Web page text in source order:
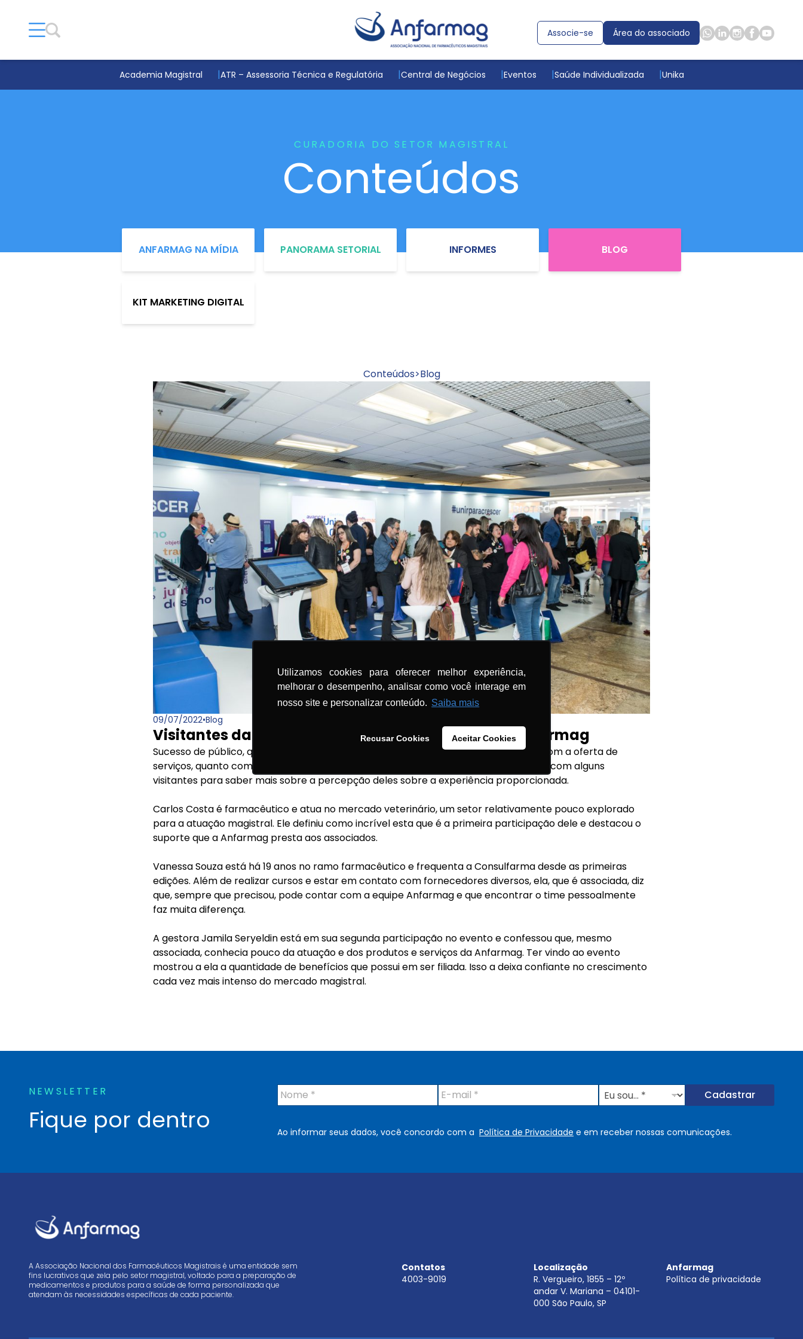
Utilizamos cookies para oferecer melhor experiência,
melhorar o desempenho, analisar como você interage em
nosso site e personalizar conteúdo. Saiba mais
Recusar Cookies Aceitar Cookies
Associe-se Área do associado
Academia Magistral ATR – Assessoria Técnica e Regulatória Central de Negócios Eventos Saúde Individualizada Unika
CURADORIA DO SETOR MAGISTRAL
Conteúdos
ANFARMAG NA MÍDIA PANORAMA SETORIAL INFORMES BLOG
KIT MARKETING DIGITAL
Conteúdos>Blog
09/07/2022•Blog
Visitantes da Consulfarma elogiam atuação da Anfarmag
Sucesso de público, quem frequentou o estande da Anfarmag saiu satisfeito, tanto com a oferta de
serviços, quanto com a atenção que a equipe dedicou aos associados. Conversamos com alguns
visitantes para saber mais sobre a percepção deles sobre a experiência proporcionada.
Carlos Costa é farmacêutico e atua no mercado veterinário, um setor relativamente pouco explorado
para a atuação magistral. Ele definiu como incrível esta que é a primeira participação dele e destacou o
suporte que a Anfarmag presta aos associados.
Vanessa Souza está há 19 anos no ramo farmacêutico e frequenta a Consulfarma desde as primeiras
edições. Além de realizar cursos e estar em contato com fornecedores diversos, ela, que é associada, diz
que, sempre que precisou, pode contar com a equipe Anfarmag e que encontrar o time pessoalmente
faz muita diferença.
A gestora Jamila Seryeldin está em sua segunda participação no evento e confessou que, mesmo
associada, conhecia pouco da atuação e dos produtos e serviços da Anfarmag. Ter vindo ao evento
mostrou a ela a quantidade de benefícios que possui em ser filiada. Isso a deixa confiante no crescimento
cada vez mais intenso do mercado magistral.
NEWSLETTER
Fique por dentro
N
o
*
E
-
i
E
u
u
Cadastrar
Ao informar seus dados, você concordo com a Política de Privacidade e em receber nossas comunicações.
A Associação Nacional dos Farmacêuticos Magistrais é uma entidade sem
fins lucrativos que zela pelo setor magistral, voltado para a preparação de
medicamentos e produtos para a saúde de forma personalizada que
atendam às necessidades específicas de cada paciente.
Contatos
4003-9019
Localização
R. Vergueiro, 1855 – 12º
andar V. Mariana – 04101-
000 São Paulo, SP
Anfarmag
Política de privacidade